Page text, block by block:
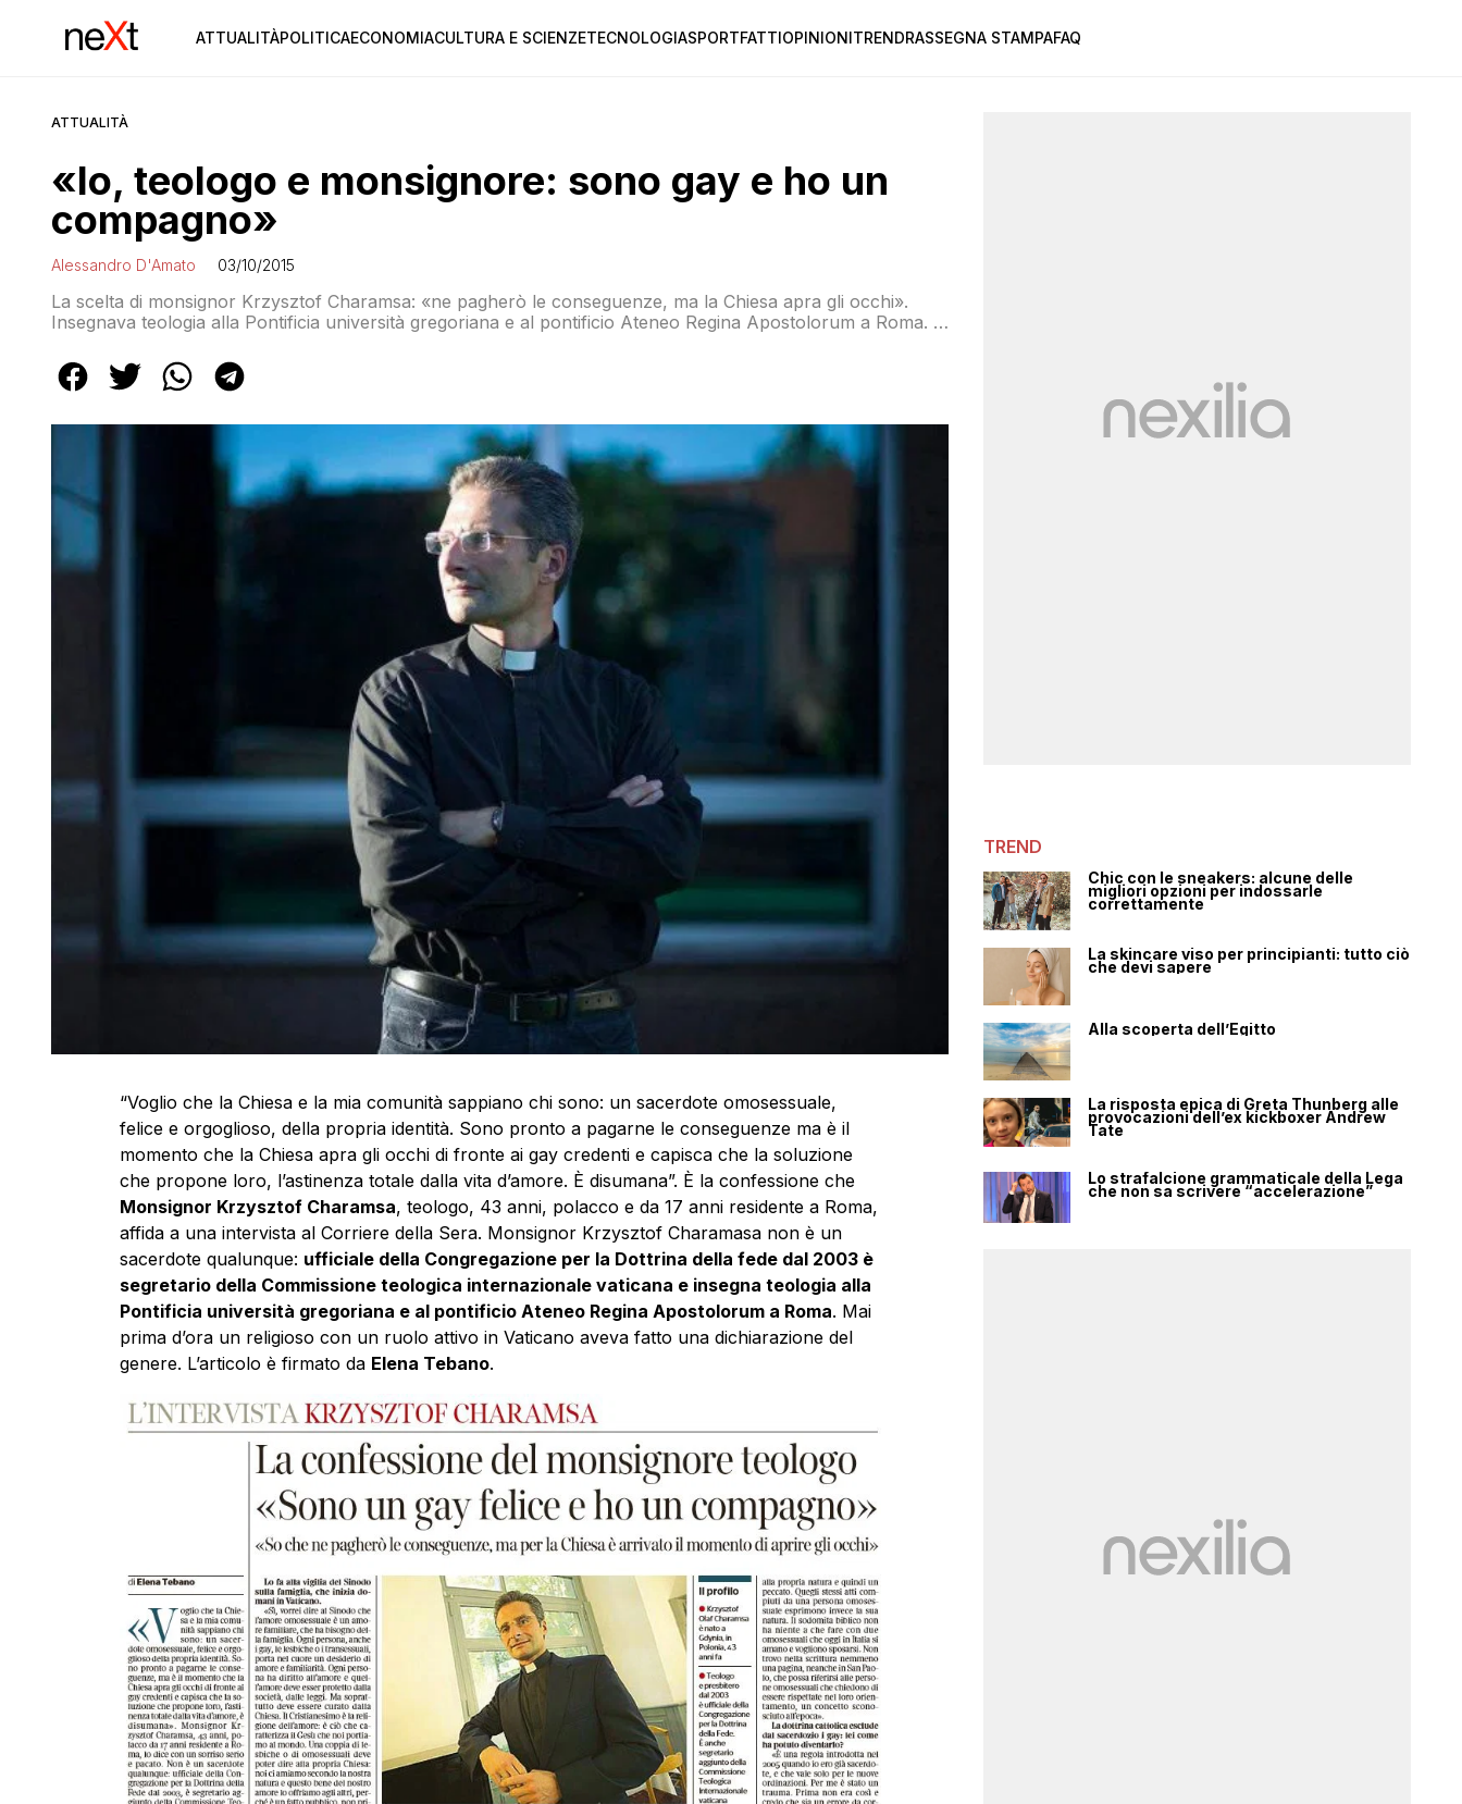
ATTUALITÀPOLITICAECONOMIACULTURA E SCIENZETECNOLOGIASPORTFATTIOPINIONITRENDRASSEGNA STAMPAFAQ
ATTUALITÀ
«Io, teologo e monsignore: sono gay e ho un
compagno»
Alessandro D'Amato 03/10/2015
La scelta di monsignor Krzysztof Charamsa: «ne pagherò le conseguenze, ma la Chiesa apra gli occhi».
Insegnava teologia alla Pontificia università gregoriana e al pontificio Ateneo Regina Apostolorum a Roma. E
“Voglio che la Chiesa e la mia comunità sappiano chi sono: un sacerdote omosessuale,
felice e orgoglioso, della propria identità. Sono pronto a pagarne le conseguenze ma è il
momento che la Chiesa apra gli occhi di fronte ai gay credenti e capisca che la soluzione
che propone loro, l’astinenza totale dalla vita d’amore. È disumana”. È la confessione che
Monsignor Krzysztof Charamsa, teologo, 43 anni, polacco e da 17 anni residente a Roma,
affida a una intervista al Corriere della Sera. Monsignor Krzysztof Charamasa non è un
sacerdote qualunque: ufficiale della Congregazione per la Dottrina della fede dal 2003 è
segretario della Commissione teologica internazionale vaticana e insegna teologia alla
Pontificia università gregoriana e al pontificio Ateneo Regina Apostolorum a Roma. Mai
prima d’ora un religioso con un ruolo attivo in Vaticano aveva fatto una dichiarazione del
genere. L’articolo è firmato da Elena Tebano.
TREND
Chic con le sneakers: alcune delle
migliori opzioni per indossarle
correttamente
La skincare viso per principianti: tutto ciò
che devi sapere
Alla scoperta dell’Egitto
La risposta epica di Greta Thunberg alle
provocazioni dell’ex kickboxer Andrew
Tate
Lo strafalcione grammaticale della Lega
che non sa scrivere “accelerazione”